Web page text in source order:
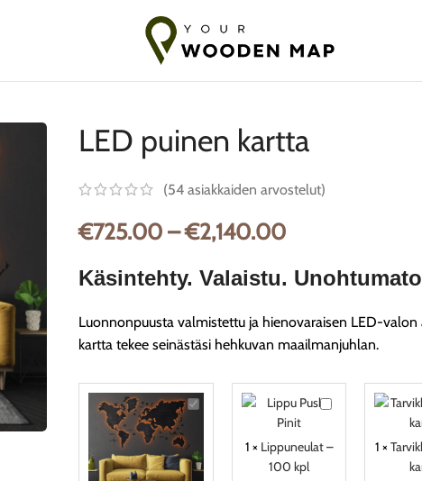
7-14 päivän toimitus EU:hun
LED puinen kartta
(54 asiakkaiden arvostelut)
€725.00 – €2,140.00
Käsintehty. Valaistu.
Luonnonpuusta valmistettu ja hienovaraisen LED-
kartta tekee seinästäsi hehkuvan maailmanjuhlan.
LED
kartta
Lippuneulat
100
1 × Lippuneulat –
100 kpl
1 ×